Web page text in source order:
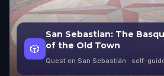
🎲
San Sebastian: The
of the Old Town
Quest en San Sebastián · self-